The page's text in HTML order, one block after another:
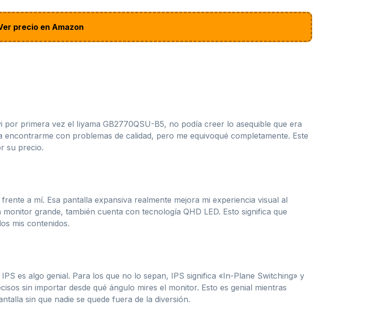
precio en Amazon
primera vez el Iiyama GB2770QSU-B5, no podía creer lo asequible que era
con problemas de calidad, pero me equivoqué completamente. Este
su precio.
a mí. Esa pantalla expansiva realmente mejora mi experiencia visual al
grande, también cuenta con tecnología QHD LED. Esto significa que
mis contenidos.
es algo genial. Para los que no lo sepan, IPS significa «In-Plane Switching» y
sin importar desde qué ángulo mires el monitor. Esto es genial mientras
sin que nadie se quede fuera de la diversión.